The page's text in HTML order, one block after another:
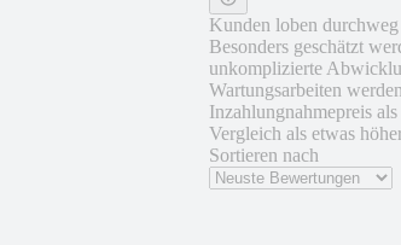
Kunden loben
Besonders geschätzt
unkomplizierte
Wartungsarbeiten
Inzahlungnahmepreis
Vergleich als etwas
Sortieren nach